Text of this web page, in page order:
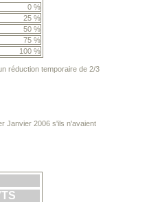
0 %
25 %
50 %
75 %
100 %
réduction temporaire de 2/3
Janvier 2006 s'ils n'avaient